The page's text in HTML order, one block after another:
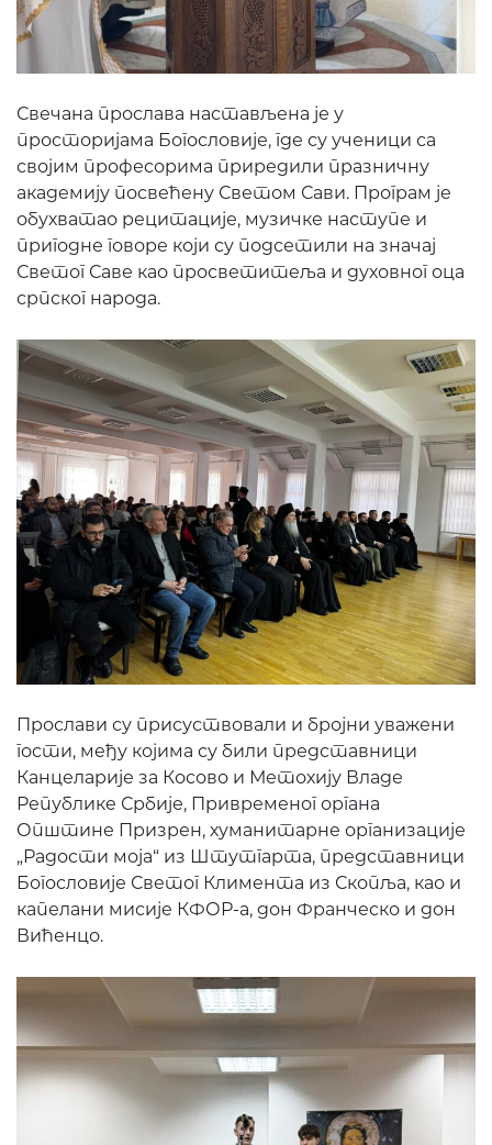
Свечана прослава настављена је у
просторијама Богословије, где су ученици са
својим професорима приредили празничну
академију посвећену Светом Сави. Програм је
обухватао рецитације, музичке наступе и
пригодне говоре који су подсетили на значај
Светог Саве као просветитеља и духовног оца
српског народа.
Прослави су присуствовали и бројни уважени
гости, међу којима су били представници
Канцеларије за Косово и Метохију Владе
Републике Србије, Привременог органа
Општине Призрен, хуманитарне организације
„Радости моја“ из Штутгарта, представници
Богословије Светог Климента из Скопља, као и
капелани мисије КФОР-а, дон Франческо и дон
Вићенцо.